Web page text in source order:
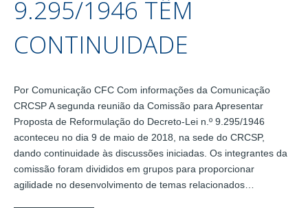
9.295/1946 TÊM
CONTINUIDADE
Por Comunicação CFC Com informações da Comunicação
CRCSP A segunda reunião da Comissão para Apresentar
Proposta de Reformulação do Decreto-Lei n.º 9.295/1946
aconteceu no dia 9 de maio de 2018, na sede do CRCSP,
dando continuidade às discussões iniciadas. Os integrantes da
comissão foram divididos em grupos para proporcionar
agilidade no desenvolvimento de temas relacionados…